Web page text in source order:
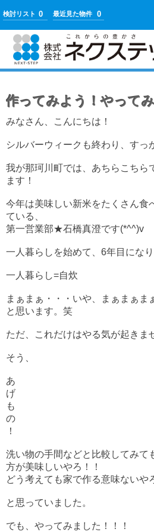
検討リスト 0 最近見た物件 0
作ってみよう！やって
みなさん、こんにちは！
シルバーウィークも終わり、す
我が那珂川町では、あちらこちら
ます！
今年は美味しい新米をたくさん食
ている、
第一営業部★石橋真澄です(*^^)v
一人暮らしを始めて、6年目になり
一人暮らし=自炊
まぁまぁ・・・いや、まぁまぁま
と思います。笑
ただ、これだけはやる気が起きま
そう、
あ
げ
も
の
！
洗い物の手間などと比較してみて
方が美味しいやろ！！
どう考えても家で作る意味ないや
と思っていました。
でも、やってみました！！！